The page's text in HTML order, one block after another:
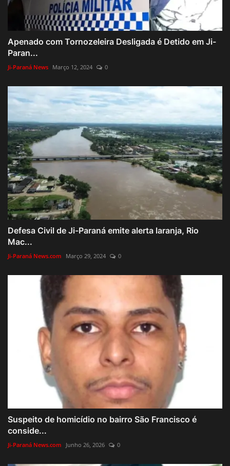
Apenado com Tornozeleira Desligada é Detido em Ji-
Paran...
Ji-Paraná News Março 12, 2024 0
Defesa Civil de Ji-Paraná emite alerta laranja, Rio
Mac...
Ji-Paraná News.com Março 29, 2024 0
Suspeito de homicídio no bairro São Francisco é
conside...
Ji-Paraná News.com Junho 26, 2026 0